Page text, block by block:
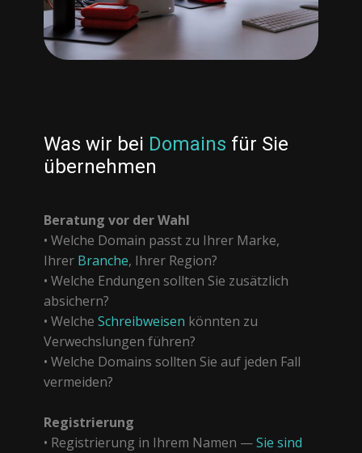
Was wir bei Domains für Sie
übernehmen
Beratung vor der Wahl
• Welche Domain passt zu Ihrer Marke,
Ihrer Branche, Ihrer Region?
• Welche Endungen sollten Sie zusätzlich
absichern?
• Welche Schreibweisen könnten zu
Verwechslungen führen?
• Welche Domains sollten Sie auf jeden Fall
vermeiden?
Registrierung
• Registrierung in Ihrem Namen —Sie sind